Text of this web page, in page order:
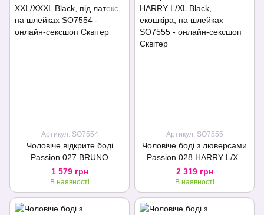
Артикул: SO7554
Чоловіче відкрите боді
Passion 027 BRUNO
XXL/XXXL Black, під латекс,
на шлейках
1 579 грн
В наявності
Артикул: SO7555
Чоловіче боді з люверсами
Passion 028 HARRY L/XL
Black, екошкіра, на шлейках
2 319 грн
В наявності